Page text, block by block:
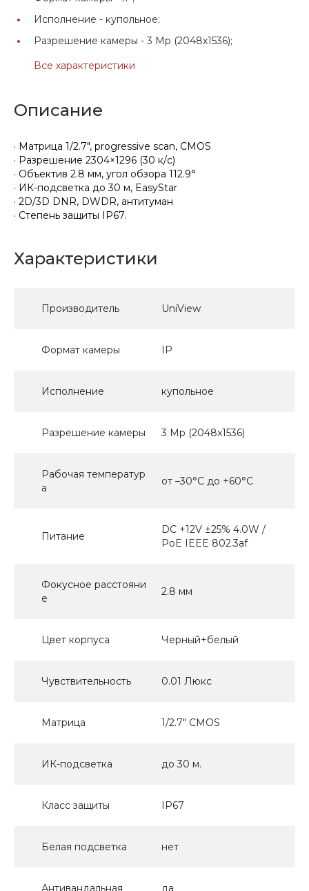
Исполнение - купольное;
Разрешение камеры - 3 Mp (2048x1536);
Все характеристики
Описание
· Матрица 1/2.7", progressive scan, CMOS
· Разрешение 2304×1296 (30 к/с)
· Объектив 2.8 мм, угол обзора 112.9°
· ИК-подсветка до 30 м, EasyStar
· 2D/3D DNR, DWDR, антитуман
· Степень защиты IP67.
Характеристики
Производитель UniView
Формат камеры IP
Исполнение купольное
Разрешение камеры 3 Mp (2048x1536)
Рабочая температур
а
от –30°C до +60°C
Питание
DC +12V ±25% 4.0W /
PoE IEEE 802.3af
Фокусное расстояни
е
2.8 мм
Цвет корпуса Черный+белый
Чувствительность 0.01 Люкс
Матрица 1/2.7" CMOS
ИК-подсветка до 30 м.
Класс защиты IP67
Белая подсветка нет
Антивандальная да